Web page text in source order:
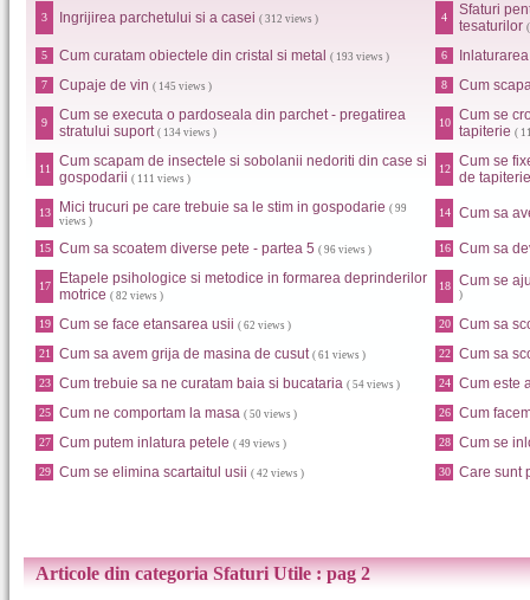
3 Ingrijirea parchetului si a casei ( 312 views ) 4
Sfaturi
tesaturilor
5 Cum curatam obiectele din cristal si metal ( 193 views ) 6
7 Cupaje de vin ( 145 views ) 8 Cum
9
Cum se executa o pardoseala din parchet - pregatirea
stratului suport ( 134 views )
10
Cum se
tapiterie (
11
Cum scapam de insectele si sobolanii nedoriti din case si
gospodarii ( 111 views )
12
Cum se
de tapiterie
13 Mici trucuri pe care trebuie sa le stim in gospodarie ( 99
views )
14 Cum sa
15 Cum sa scoatem diverse pete - partea 5 ( 96 views ) 16 Cum sa
17
Etapele psihologice si metodice in formarea deprinderilor
motrice ( 82 views )
18 Cum se
)
19 Cum se face etansarea usii ( 62 views ) 20 Cum sa
21 Cum sa avem grija de masina de cusut ( 61 views ) 22 Cum sa
23 Cum trebuie sa ne curatam baia si bucataria ( 54 views ) 24 Cum este
25 Cum ne comportam la masa ( 50 views ) 26 Cum
27 Cum putem inlatura petele ( 49 views ) 28 Cum se
29 Cum se elimina scartaitul usii ( 42 views ) 30 Care sunt
Articole din categoria Sfaturi Utile : pag 2